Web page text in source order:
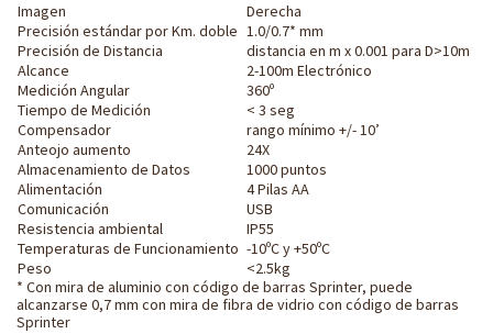
Imagen
Derecha
Precisión estándar por Km. doble 1.0/0.7* mm
Precisión de Distancia
distancia en m x 0.001 para D>10m
Alcance
2-100m Electrónico
Medición Angular
360º
Tiempo de Medición
< 3 seg
Compensador
rango mínimo +/- 10’
Anteojo aumento
24X
Almacenamiento de Datos
1000 puntos
Alimentación
4 Pilas AA
Comunicación
USB
Resistencia ambiental
IP55
Temperaturas de Funcionamiento -10ºC y +50ºC
Peso
<2.5kg
* Con mira de aluminio con código de barras Sprinter, puede
alcanzarse 0,7 mm con mira de fibra de vidrio con código de barras
Sprinter